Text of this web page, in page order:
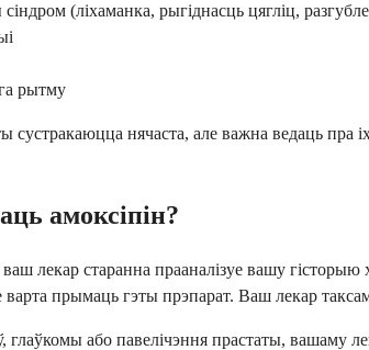
(ліхаманка, рыгіднасць цягліц,
рытму
нячаста, але важна ведаць пра
амоксіпін?
ваш лекар старанна прааналізуе вашу
варта прымаць гэты прэпарат. Ваш лекар
глаўкомы або павелічэння прастаты, вашаму